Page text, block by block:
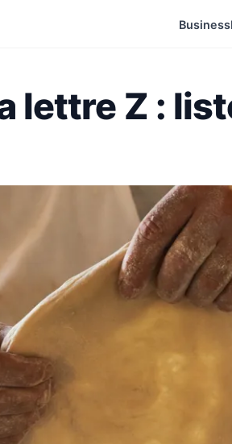
Business
lettre Z :